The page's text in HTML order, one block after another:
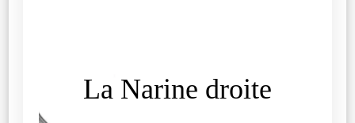
La Narine droite